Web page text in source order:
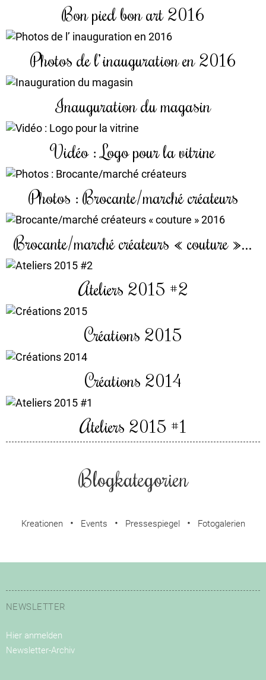
Bon pied bon art 2016
Photos de l’ inauguration en 2016
Inauguration du magasin
Vidéo : Logo pour la vitrine
Photos : Brocante/marché créateurs
Brocante/marché créateurs « couture »...
Ateliers 2015 #2
Créations 2015
Créations 2014
Ateliers 2015 #1
Blogkategorien
Kreationen • Events • Pressespiegel • Fotogalerien
NEWSLETTER
Hier anmelden
Newsletter-Archiv